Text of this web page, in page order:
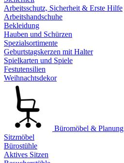
Arbeitsschutz, Sicherheit & Erste Hilfe
Arbeitshandschuhe
Bekleidung
Hauben und Schürzen
Spezialsortimente
Geburtstagskerzen mit Halter
Spielkarten und Spiele
Festutensilien
Weihnachtsdekor
Büromöbel & Planung
Sitzmöbel
Bürostühle
Aktives Sitzen